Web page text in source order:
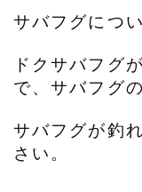
サバフグにつ
ドクサバフグ
で、サバフグ
サバフグが釣
さい。